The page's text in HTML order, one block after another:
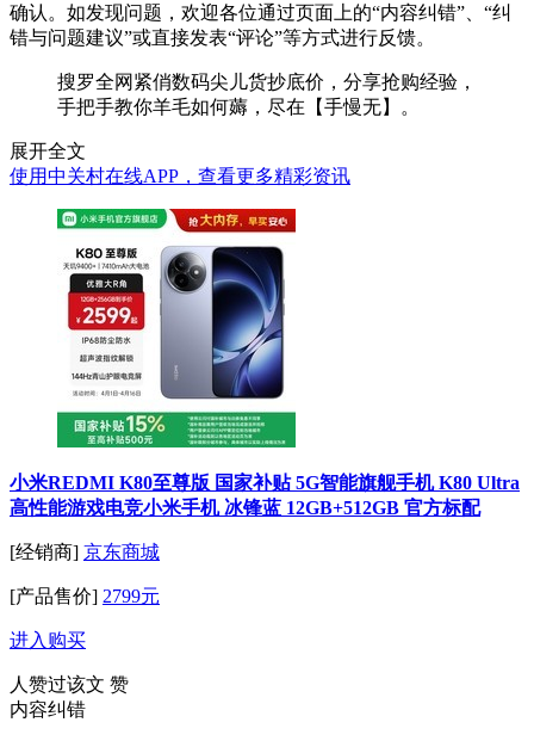
确认。如发现问题，欢迎各位通过页面上的“内容纠错”、“纠
错与问题建议”或直接发表“评论”等方式进行反馈。
搜罗全网紧俏数码尖儿货抄底价，分享抢购经验，
手把手教你羊毛如何薅，尽在【手慢无】。
展开全文
使用中关村在线APP，查看更多精彩资讯
小米REDMI K80至尊版 国家补贴 5G智能旗舰手机 K80 Ultra
高性能游戏电竞小米手机 冰锋蓝 12GB+512GB 官方标配
[经销商] 京东商城
[产品售价] 2799元
进入购买
人赞过该文 赞
内容纠错